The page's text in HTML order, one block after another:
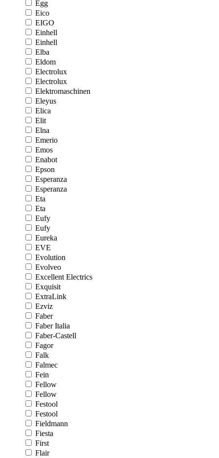
Egg
Eico
EIGO
Einhell
Einhell
Elba
Eldom
Electrolux
Electrolux
Elektromaschinen
Eleyus
Elica
Elit
Elna
Emerio
Emos
Enabot
Epson
Esperanza
Esperanza
Eta
Eta
Eufy
Eufy
Eureka
EVE
Evolution
Evolveo
Excellent Electrics
Exquisit
ExtraLink
Ezviz
Faber
Faber Italia
Faber-Castell
Fagor
Falk
Falmec
Fein
Fellow
Fellow
Festool
Festool
Fieldmann
Fiesta
First
Flair